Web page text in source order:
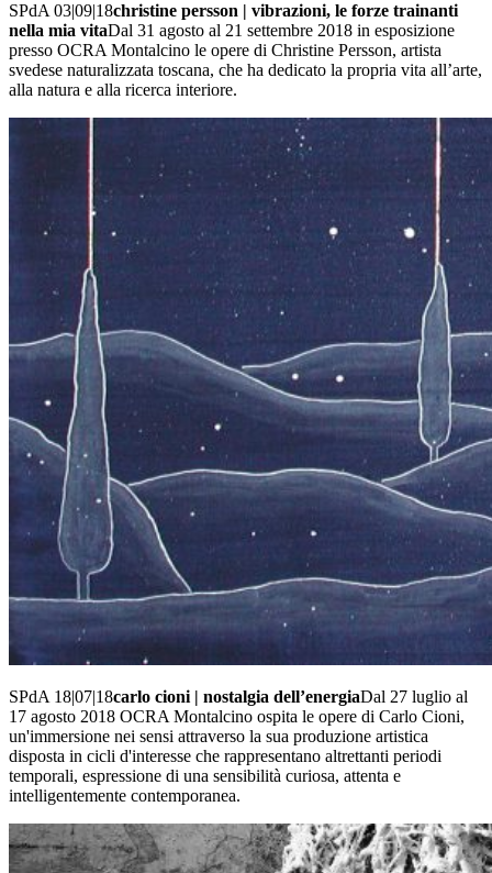
SPdA 03|09|18christine persson | vibrazioni, le forze trainanti
nella mia vitaDal 31 agosto al 21 settembre 2018 in esposizione
presso OCRA Montalcino le opere di Christine Persson, artista
svedese naturalizzata toscana, che ha dedicato la propria vita all’arte,
alla natura e alla ricerca interiore.
SPdA 18|07|18carlo cioni | nostalgia dell’energiaDal 27 luglio al
17 agosto 2018 OCRA Montalcino ospita le opere di Carlo Cioni,
un'immersione nei sensi attraverso la sua produzione artistica
disposta in cicli d'interesse che rappresentano altrettanti periodi
temporali, espressione di una sensibilità curiosa, attenta e
intelligentemente contemporanea.